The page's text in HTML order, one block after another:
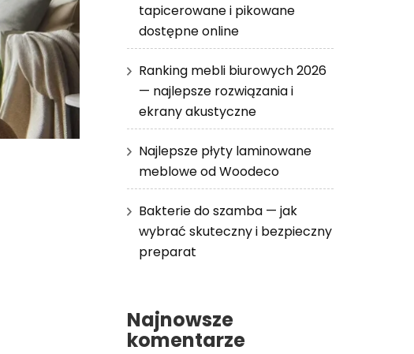
tapicerowane i pikowane
dostępne online
Ranking mebli biurowych 2026
— najlepsze rozwiązania i
ekrany akustyczne
Najlepsze płyty laminowane
meblowe od Woodeco
Bakterie do szamba — jak
wybrać skuteczny i bezpieczny
preparat
Najnowsze
komentarze